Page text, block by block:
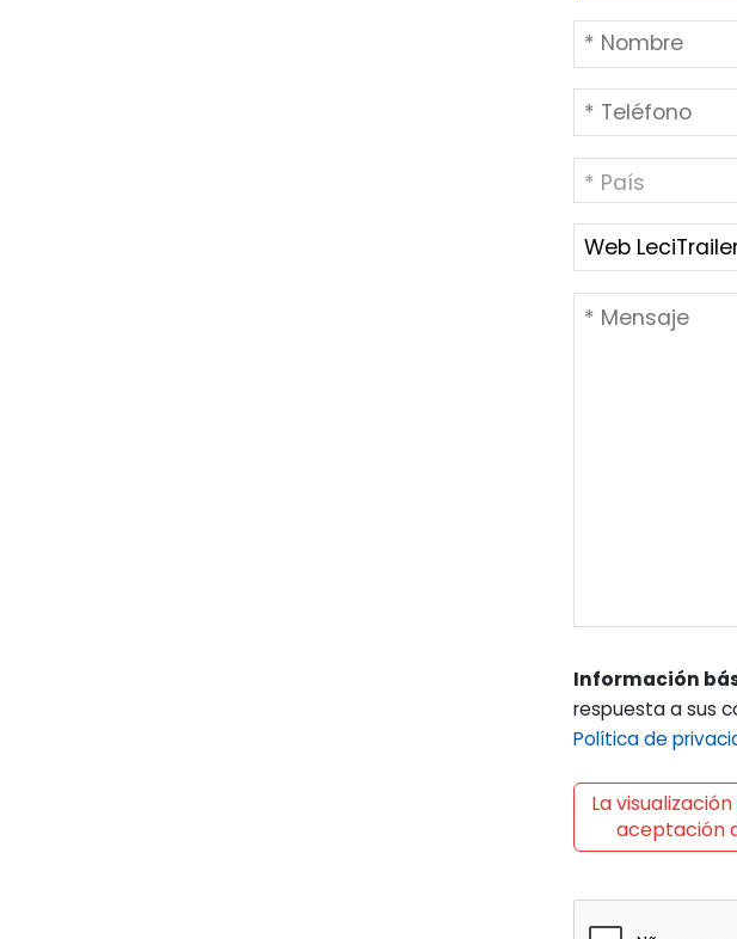
* País
Información
respuesta a sus
Política de
La
aceptación